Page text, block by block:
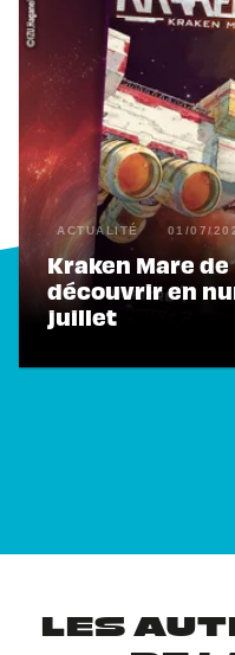
ACTUALITÉ 01/07/
Kraken Mare de
découvrir en
juillet
LES